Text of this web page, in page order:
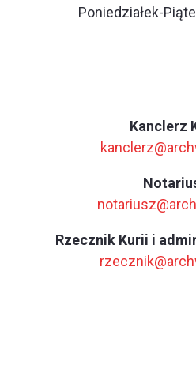
Poniedziałek-
Kanclerz
Rzecznik Kurii i